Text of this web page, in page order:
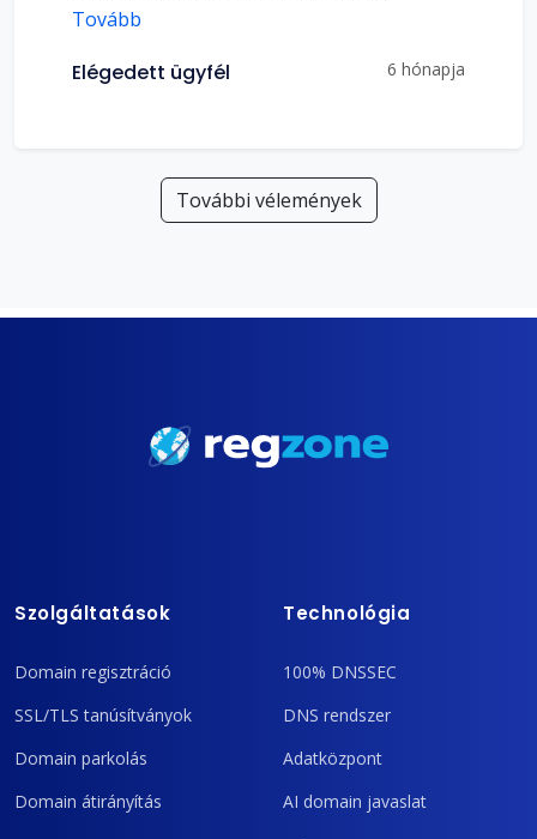
Tovább
Elégedett ügyfél 6 hónapja
További vélemények
Szolgáltatások
Domain regisztráció
SSL/TLS tanúsítványok
Domain parkolás
Domain átirányítás
Technológia
100% DNSSEC
DNS rendszer
Adatközpont
AI domain javaslat